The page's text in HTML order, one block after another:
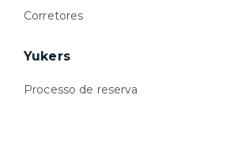
Corretores
Yukers
Processo de reserva